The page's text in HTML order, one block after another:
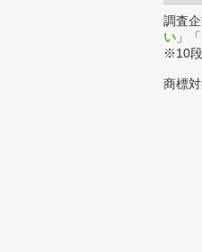
調査
い 」「
※10段
商標